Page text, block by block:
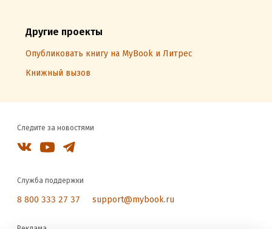
Другие проекты
Опубликовать книгу на MyBook и Литрес
Книжный вызов
Следите за новостями
Служба поддержки
8 800 333 27 37 support@mybook.ru